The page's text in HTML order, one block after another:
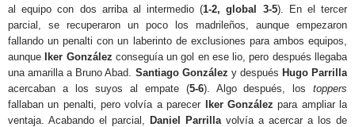
al equipo con dos arriba al intermedio (1-2, global 3-5). En el tercer
parcial, se recuperaron un poco los madrileños, aunque empezaron
fallando un penalti con un laberinto de exclusiones para ambos equipos,
aunque
Iker González conseguía un gol en ese lio, pero después llegaba
una amarilla a Bruno Abad. Santiago González y después Hugo Parrilla
acercaban a los suyos al empate (5-6). Algo después, lostoppers
fallaban un penalti, pero volvía a parecer Iker Gonzálezpara ampliar la
ventaja. Acabando el parcial, Daniel Parrillavolvía a acercar a los de